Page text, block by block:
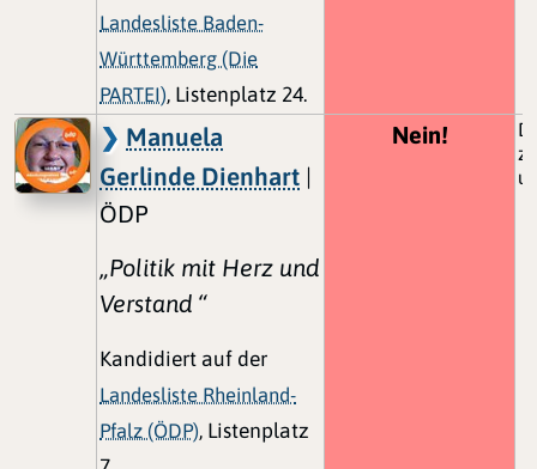
Landesliste Baden-
Württemberg (Die
PARTEI), Listenplatz 24.
Manuela
Gerlinde Dienhart |
ÖDP
„Politik mit Herz und
Verstand “
Kandidiert auf der
Landesliste Rheinland-
Pfalz (ÖDP), Listenplatz
Nein!